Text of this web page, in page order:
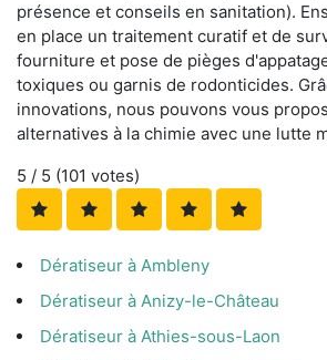
présence et conseils en sanitation).
en place un traitement curatif et de
fourniture et pose de pièges
toxiques ou garnis de rodonticides.
innovations, nous pouvons vous
alternatives à la chimie avec une lutte
5 / 5 (101 votes)
Dératiseur à Ambleny
Dératiseur à Anizy-le-Château
Dératiseur à Athies-sous-Laon